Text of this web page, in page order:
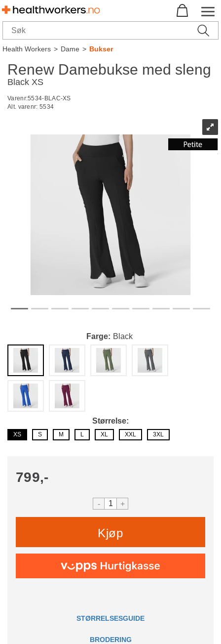
Health Workers>Dame>Bukser
Renew Damebukse med sleng
Black XS
Varenr:5534-BLAC-XS
Alt. varenr: 5534
Farge Black
Størrelse
XS S M L XL XXL 3XL
799,-
- +
Kjøp
STØRRELSESGUIDE
BRODERING